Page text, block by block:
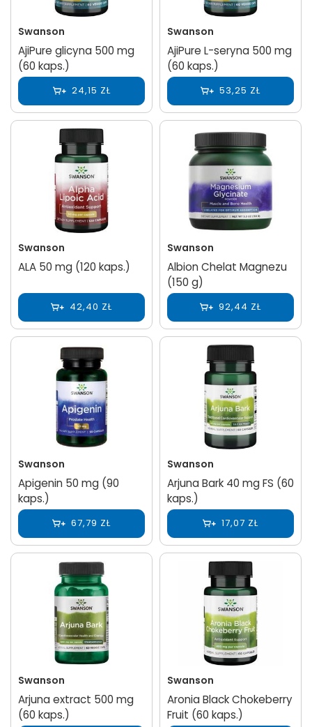
Swanson
AjiPure glicyna 500 mg
(60 kaps.)
24,15 ZŁ
Swanson
AjiPure L-seryna 500 mg
(60 kaps.)
53,25 ZŁ
Swanson
ALA 50 mg (120 kaps.)
42,40 ZŁ
Swanson
Albion Chelat Magnezu
(150 g)
92,44 ZŁ
Swanson
Apigenin 50 mg (90
kaps.)
67,79 ZŁ
Swanson
Arjuna Bark 40 mg FS (60
kaps.)
17,07 ZŁ
Swanson
Arjuna extract 500 mg
(60 kaps.)
Swanson
Aronia Black Chokeberry
Fruit (60 kaps.)